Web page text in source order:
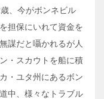
、今がボンネビル
担保にいれて資金を
謀だと囁かれるが人
・スカウトを船に積
・ユタ州にあるボン
中、様々なトラブル